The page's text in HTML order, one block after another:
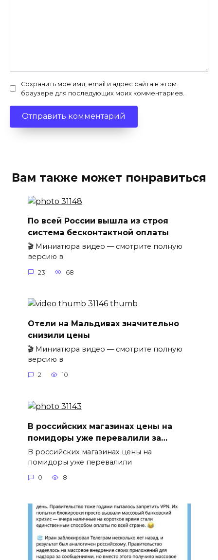
Сохранить моё имя, email и адрес сайта в этом
браузере для последующих моих комментариев.
Вам также может понравиться
По всей России вышла из строя
система бесконтактной оплаты
🎬 Миниатюра видео — смотрите полную
версию в
23 68
Отели на Мальдивах значительно
снизили цены
🎬 Миниатюра видео — смотрите полную
версию в
2 10
В российских магазинах цены на
помидоры уже перевалили за…
В российских магазинах цены на
помидоры уже перевалили
0 8